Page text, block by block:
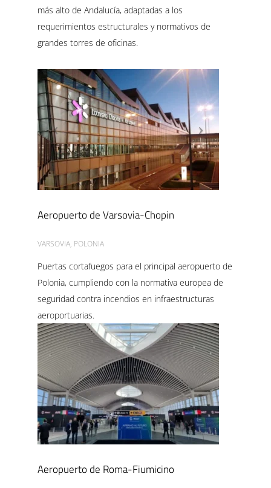
más alto de Andalucía, adaptadas a los
requerimientos estructurales y normativos de
grandes torres de oficinas.
Aeropuerto de Varsovia-Chopin
VARSOVIA, POLONIA
Puertas cortafuegos para el principal aeropuerto de
Polonia, cumpliendo con la normativa europea de
seguridad contra incendios en infraestructuras
aeroportuarias.
Aeropuerto de Roma-Fiumicino